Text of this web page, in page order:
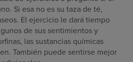
Si esa no es su taza de té,
El ejercicio le dará tiempo
de sus sentimientos y
las sustancias químicas
También puede sentirse mejor